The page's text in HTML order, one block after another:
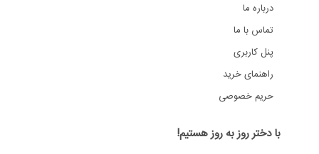
درباره ما
تماس با ما
پنل کاربری
راهنمای خرید
حریم خصوصی
با دختر روز به روز هستیم!